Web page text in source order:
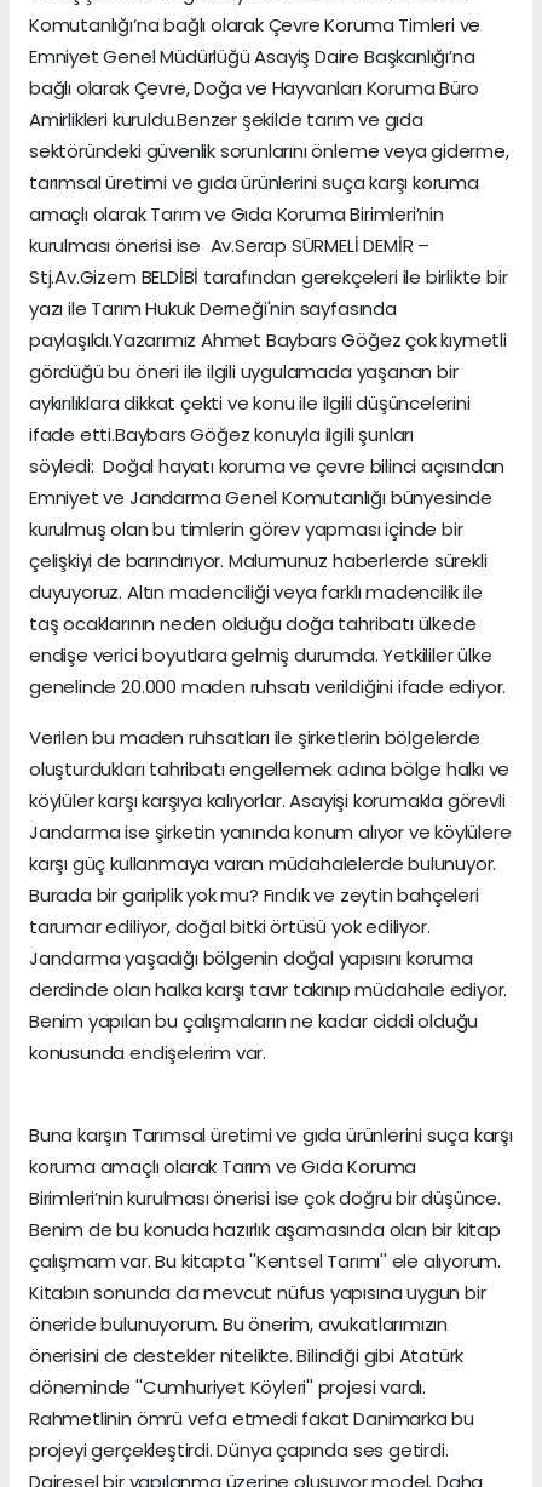
Komutanlığı’na bağlı olarak Çevre Koruma Timleri ve
Emniyet Genel Müdürlüğü Asayiş Daire Başkanlığı’na
bağlı olarak Çevre, Doğa ve Hayvanları Koruma Büro
Amirlikleri kuruldu.Benzer şekilde tarım ve gıda
sektöründeki güvenlik sorunlarını önleme veya giderme,
tarımsal üretimi ve gıda ürünlerini suça karşı koruma
amaçlı olarak Tarım ve Gıda Koruma Birimleri’nin
kurulması önerisi ise Av.Serap SÜRMELİ DEMİR –
Stj.Av.Gizem BELDİBİ tarafından gerekçeleri ile birlikte bir
yazı ile Tarım Hukuk Derneği'nin sayfasında
paylaşıldı.Yazarımız Ahmet Baybars Göğez çok kıymetli
gördüğü bu öneri ile ilgili uygulamada yaşanan bir
aykırılıklara dikkat çekti ve konu ile ilgili düşüncelerini
ifade etti.Baybars Göğez konuyla ilgili şunları
söyledi: Doğal hayatı koruma ve çevre bilinci açısından
Emniyet ve Jandarma Genel Komutanlığı bünyesinde
kurulmuş olan bu timlerin görev yapması içinde bir
çelişkiyi de barındırıyor. Malumunuz haberlerde sürekli
duyuyoruz. Altın madenciliği veya farklı madencilik ile
taş ocaklarının neden olduğu doğa tahribatı ülkede
endişe verici boyutlara gelmiş durumda. Yetkililer ülke
genelinde 20.000 maden ruhsatı verildiğini ifade ediyor.
Verilen bu maden ruhsatları ile şirketlerin bölgelerde
oluşturdukları tahribatı engellemek adına bölge halkı ve
köylüler karşı karşıya kalıyorlar. Asayişi korumakla görevli
Jandarma ise şirketin yanında konum alıyor ve köylülere
karşı güç kullanmaya varan müdahalelerde bulunuyor.
Burada bir gariplik yok mu? Fındık ve zeytin bahçeleri
tarumar ediliyor, doğal bitki örtüsü yok ediliyor.
Jandarma yaşadığı bölgenin doğal yapısını koruma
derdinde olan halka karşı tavır takınıp müdahale ediyor.
Benim yapılan bu çalışmaların ne kadar ciddi olduğu
konusunda endişelerim var.
Buna karşın Tarımsal üretimi ve gıda ürünlerini suça karşı
koruma amaçlı olarak Tarım ve Gıda Koruma
Birimleri’nin kurulması önerisi ise çok doğru bir düşünce.
Benim de bu konuda hazırlık aşamasında olan bir kitap
çalışmam var. Bu kitapta ''Kentsel Tarımı'' ele alıyorum.
Kitabın sonunda da mevcut nüfus yapısına uygun bir
öneride bulunuyorum. Bu önerim, avukatlarımızın
önerisini de destekler nitelikte. Bilindiği gibi Atatürk
döneminde ''Cumhuriyet Köyleri'' projesi vardı.
Rahmetlinin ömrü vefa etmedi fakat Danimarka bu
projeyi gerçekleştirdi. Dünya çapında ses getirdi.
Dairesel bir yapılanma üzerine oluşuyor model. Daha